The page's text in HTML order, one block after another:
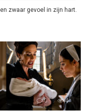
zwaar gevoel in zijn hart.
0 4